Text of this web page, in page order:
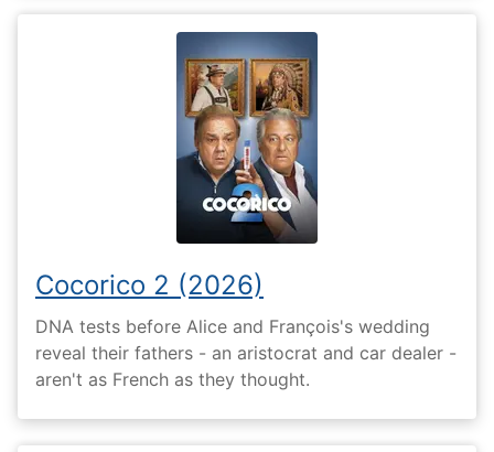
Cocorico 2 (2026)
DNA tests before Alice and François's wedding
reveal their fathers - an aristocrat and car dealer -
aren't as French as they thought.